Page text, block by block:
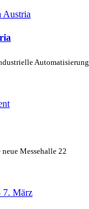
Automatisierung
Messehalle 22